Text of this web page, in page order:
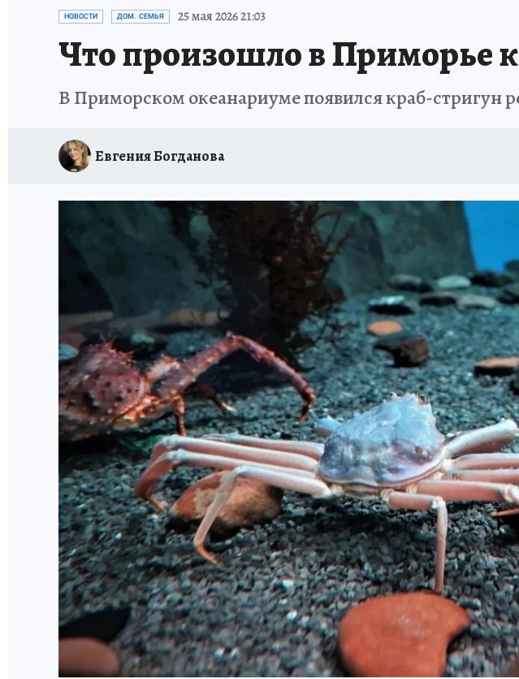
ДЕНЬ ПОБЕДЫ ВО ВЛАДИВОСТОКЕ 2026
АНТИРАК СТРАНИЦЫ ИСТОРИИ ДАЛЬНЕГО ВОСТОКА АФИША МОЙ
НОВОСТИ ДОМ. СЕМЬЯ 25 мая 2026 21:03
Что произошло в Приморье к
В Приморском океанариуме появился краб-стригун
Евгения Богданова